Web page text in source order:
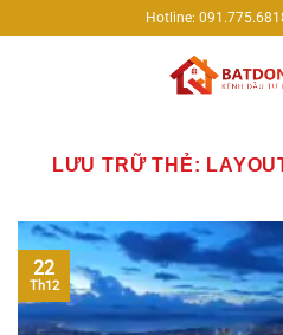
qua
Hotline:
LƯU TRỮ THẺ:
22
Th12